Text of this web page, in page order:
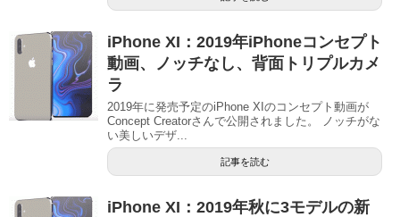
iPhone XI：2019年iPhoneコンセプト
動画、ノッチなし、背面トリプルカメ
ラ
2019年に発売予定のiPhone XIのコンセプト動画が
Concept Creatorさんで公開されました。 ノッチがな
い美しいデザ...
記事を読む
iPhone XI：2019年秋に3モデルの新